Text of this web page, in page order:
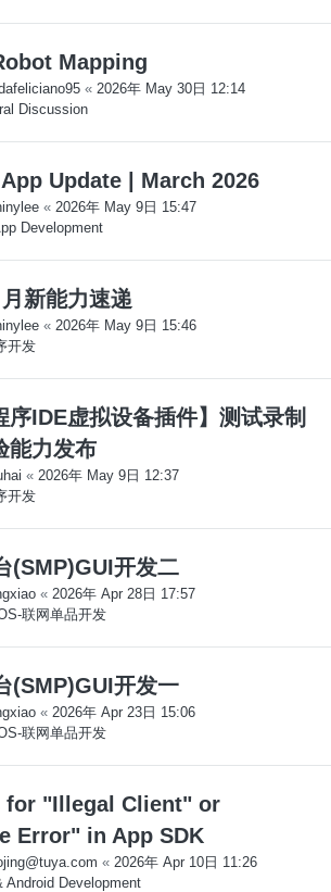
Mapping
« 2026年 May 30日 12:14
Discussion
Update | March 2026
« 2026年 May 9日 15:47
Development
新能力速递
« 2026年 May 9日 15:46
开发
序IDE虚拟设备插件】测试录制
能力发布
« 2026年 May 9日 12:37
开发
(SMP)GUI开发二
« 2026年 Apr 28日 17:57
联网单品开发
(SMP)GUI开发一
« 2026年 Apr 23日 15:06
联网单品开发
for "Illegal Client" or
Error" in App SDK
« 2026年 Apr 10日 11:26
Android Development